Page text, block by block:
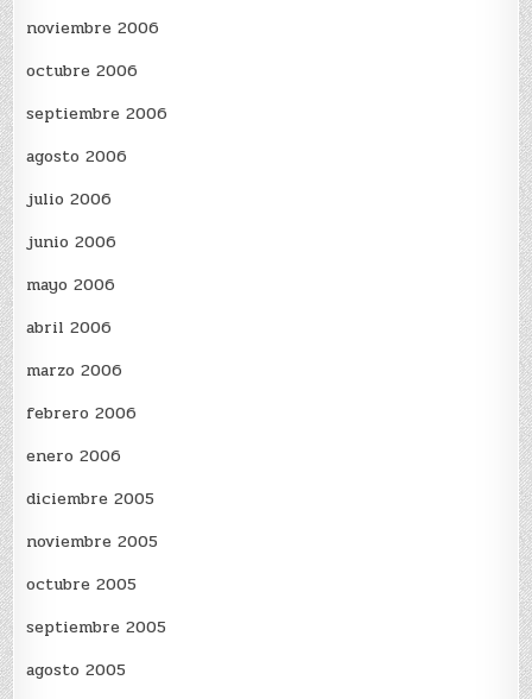
noviembre 2006
octubre 2006
septiembre 2006
agosto 2006
julio 2006
junio 2006
mayo 2006
abril 2006
marzo 2006
febrero 2006
enero 2006
diciembre 2005
noviembre 2005
octubre 2005
septiembre 2005
agosto 2005